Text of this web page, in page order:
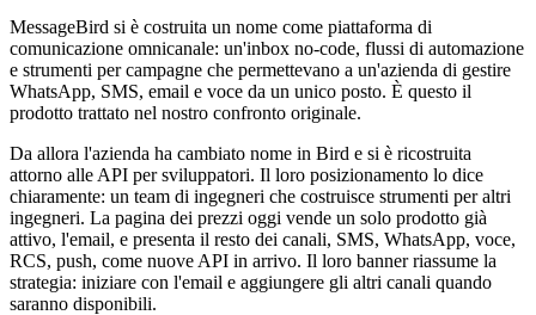
MessageBird si è costruita un nome come piattaforma di
comunicazione omnicanale: un'inbox no-code, flussi di automazione
e strumenti per campagne che permettevano a un'azienda di gestire
WhatsApp, SMS, email e voce da un unico posto. È questo il
prodotto trattato nel nostro confronto originale.
Da allora l'azienda ha cambiato nome in Bird e si è ricostruita
attorno alle API per sviluppatori. Il loro posizionamento lo dice
chiaramente: un team di ingegneri che costruisce strumenti per altri
ingegneri. La pagina dei prezzi oggi vende un solo prodotto già
attivo, l'email, e presenta il resto dei canali, SMS, WhatsApp, voce,
RCS, push, come nuove API in arrivo. Il loro banner riassume la
strategia: iniziare con l'email e aggiungere gli altri canali quando
saranno disponibili.